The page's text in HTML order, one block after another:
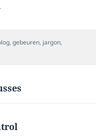
,gebeuren, jargon,